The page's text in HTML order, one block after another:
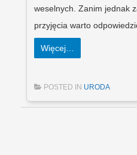
weselnych. Zanim jednak
przyjęcia warto
Więcej…
POSTED IN URODA